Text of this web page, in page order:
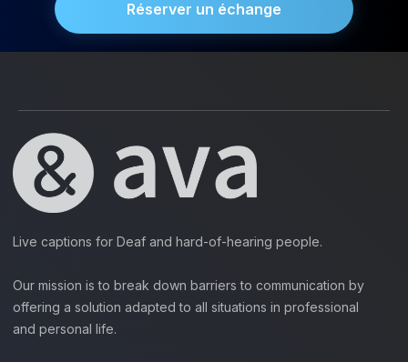
Réserver un échange
Live captions for Deaf and hard-of-hearing people.
Our mission is to break down barriers to communication by
offering a solution adapted to all situations in professional
and personal life.